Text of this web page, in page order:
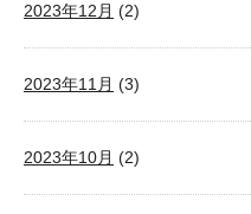
2023年12月 (2)
2023年11月 (3)
2023年10月 (2)